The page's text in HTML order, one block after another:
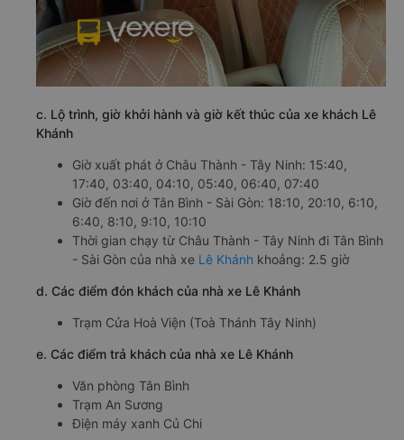
c. Lộ trình, giờ khởi hành và giờ kết thúc của xe khách Lê
Khánh
Giờ xuất phát ở Châu Thành - Tây Ninh: 15:40,
17:40, 03:40, 04:10, 05:40, 06:40, 07:40
Giờ đến nơi ở Tân Bình - Sài Gòn: 18:10, 20:10, 6:10,
6:40, 8:10, 9:10, 10:10
Thời gian chạy từ Châu Thành - Tây Ninh đi Tân Bình
- Sài Gòn của nhà xe Lê Khánh khoảng: 2.5 giờ
d. Các điểm đón khách của nhà xe Lê Khánh
Trạm Cửa Hoà Viện (Toà Thánh Tây Ninh)
e. Các điểm trả khách của nhà xe Lê Khánh
Văn phòng Tân Bình
Trạm An Sương
Điện máy xanh Củ Chi